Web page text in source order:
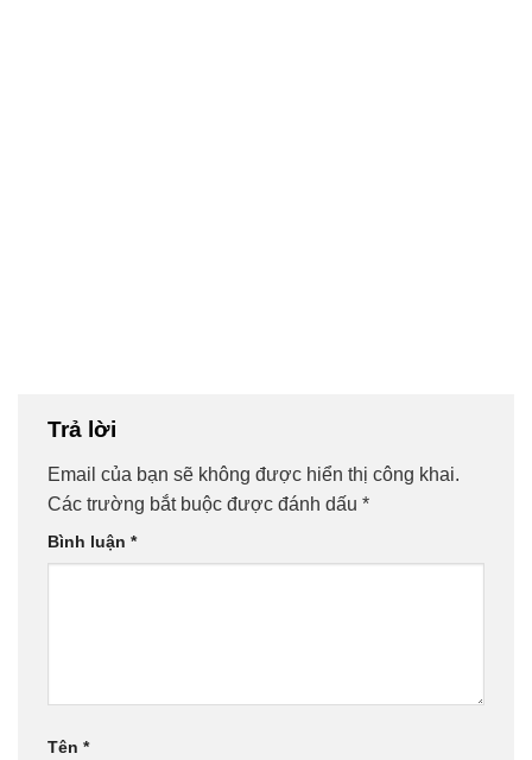
Trả lời
Email của bạn sẽ không được hiển thị công khai.
Các trường bắt buộc được đánh dấu *
Bình luận *
Tên *